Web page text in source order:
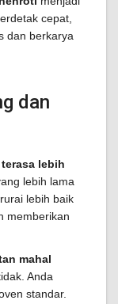
cepat,
dan berkarya
dan
lebih
lebih lama
lebih baik
memberikan
mahal
Anda
standar.